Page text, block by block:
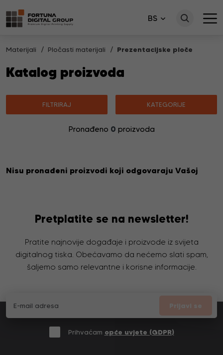
BS
Materijali Pločasti materijali Prezentacijske ploče
Katalog proizvoda
FILTRIRAJ KATEGORIJE
Pronađeno 0 proizvoda
Nisu pronađeni proizvodi koji odgovaraju Vašoj
Pretplatite se na newsletter!
Pratite najnovije događaje i proizvode iz svijeta
digitalnog tiska. Obećavamo da nećemo slati spam,
šaljemo samo relevantne i korisne informacije.
Prijavi se
Prihvaćam opće uvjete (GDPR)